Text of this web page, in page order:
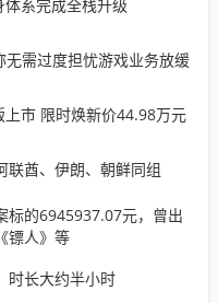
系完成全栈升级
需过度担忧游戏业务放缓
市 限时焕新价44.98万元
联酋、伊朗、朝鲜同组
标的6945937.07元，曾出
镖人》等
时长大约半小时